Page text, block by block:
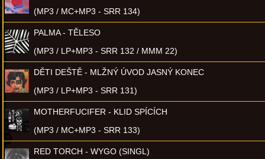
(MP3 / MC+MP3 - SRR 134)
PALMA - TĚLESO
(MP3 / LP+MP3 - SRR 132 / MMM 22)
DĚTI DEŠTĚ - MLŽNÝ ÚVOD JASNÝ KONEC
(MP3 / LP+MP3 - SRR 131)
MOTHERFUCIFER - KLID SPÍCÍCH
(MP3 / MC+MP3 - SRR 133)
RED TORCH - WYGO (SINGL)